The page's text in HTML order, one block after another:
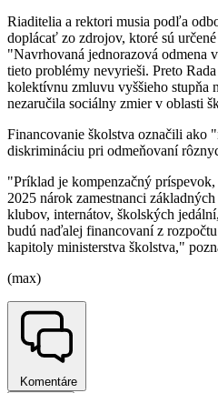
Riaditelia a rektori musia podľa
doplácať zo zdrojov, ktoré sú
"Navrhovaná jednorazová odmena
tieto problémy nevyrieši. Preto
kolektívnu zmluvu vyššieho stupňa
nezaručila sociálny zmier v oblasti
Financovanie školstva označili ako
diskrimináciu pri odmeňovaní
"Príklad je kompenzačný
2025 nárok zamestnanci
klubov, internátov, školských
budú naďalej financovaní z
kapitoly ministerstva školstva,"
(max)
Komentáre